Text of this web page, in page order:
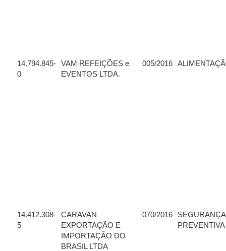
14.794.845-
0
VAM REFEIÇÕES e
EVENTOS LTDA.
005/2016
14.412.308-
5
CARAVAN
EXPORTAÇÃO E
IMPORTAÇÃO DO
BRASIL LTDA
070/2016
SEGURANÇA
PREVENTIVA